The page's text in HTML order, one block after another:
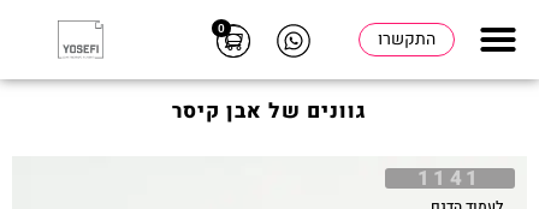
0 התקשרו
גוונים של אבן קיסר
1141